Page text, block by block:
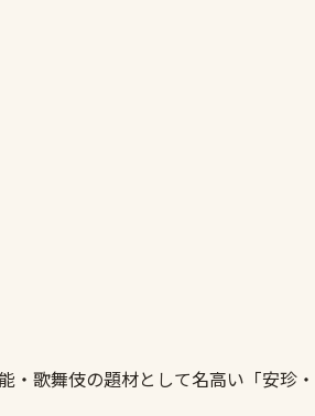
歌舞伎の題材として名高い「安